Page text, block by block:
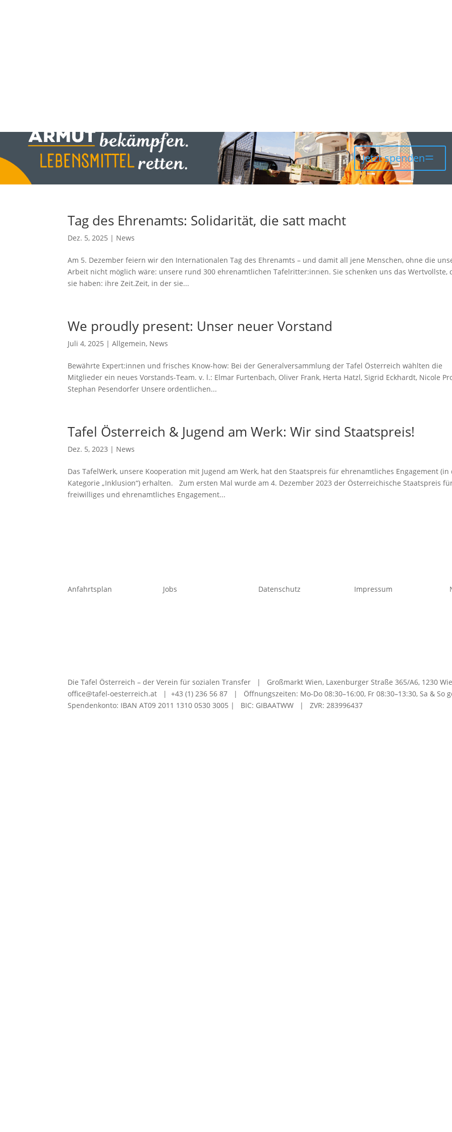
Jetzt spenden
Tag des Ehrenamts: Solidarität, die satt macht
Dez. 5, 2025 | News
Am 5. Dezember feiern wir den Internationalen Tag des Ehrenamts – und damit all jene Menschen, ohne die
Arbeit nicht möglich wäre: unsere rund 300 ehrenamtlichen Tafelritter:innen. Sie schenken uns das Wertvollste,
sie haben: ihre Zeit.Zeit, in der sie...
We proudly present: Unser neuer Vorstand
Juli 4, 2025 |Allgemein, News
Bewährte Expert:innen und frisches Know-how: Bei der Generalversammlung der Tafel Österreich wählten die
Mitglieder ein neues Vorstands-Team. v. l.: Elmar Furtenbach, Oliver Frank, Herta Hatzl, Sigrid Eckhardt, Nicole
Stephan Pesendorfer Unsere ordentlichen...
Tafel Österreich & Jugend am Werk: Wir sind Staatspreis!
Dez. 5, 2023 | News
Das TafelWerk, unsere Kooperation mit Jugend am Werk, hat den Staatspreis für ehrenamtliches Engagement (in
Kategorie „Inklusion“) erhalten. Zum ersten Mal wurde am 4. Dezember 2023 der Österreichische Staatspreis
freiwilliges und ehrenamtliches Engagement...
Anfahrtsplan Jobs Datenschutz Impressum
Die Tafel Österreich – der Verein für sozialen Transfer | Großmarkt Wien, Laxenburger Straße 365/A6, 1230
office@tafel-oesterreich.at | +43 (1) 236 56 87 | Öffnungszeiten: Mo-Do 08:30–16:00, Fr 08:30–13:30, Sa & So
Spendenkonto: IBAN AT09 2011 1310 0530 3005 | BIC: GIBAATWW | ZVR: 283996437